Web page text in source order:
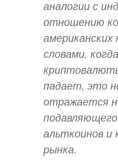
аналогии с
отношению ко
американских
словами,
падает, это
отражается
альткоинов и
рынка.